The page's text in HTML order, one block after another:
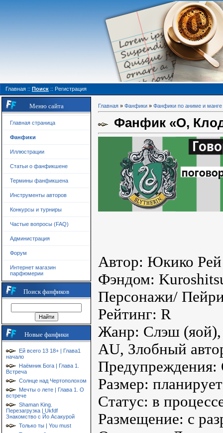
Главная :: Поиск :: Регистрация
Меню сайта
Главная страница
Фанфики
Иллюстрации
Статьи о фанфикшене
Термины фанфикшена
Инструменты авторов
Конкурсы и турниры
Частые вопросы (FAQ)
Администрация
Форум
Интернет магазин
парфюмерии
Поиск фанфиков
Новые фанфики
Ей всего 13 18+ | Глава1
начало
Наёмник Бога | Глава 1.
Встреча
Солнце над Чертополохом
Мечты о лете | Глава 1. О
встрече
Shaman King.
Перезагрузка | Ukfdf
Знакомство с Йо Асакурой
Только ты | You must
Главная » Фанфики » Фанфики по аниме и манге
Фанфик «О,
Автор: Юкико Рей
Фэндом:
Персонажи/
Рейтинг: R
Жанр: Слэш (яой),
AU, Злобный
Предупреждения:
Размер:
Статус: в
Размещение: с